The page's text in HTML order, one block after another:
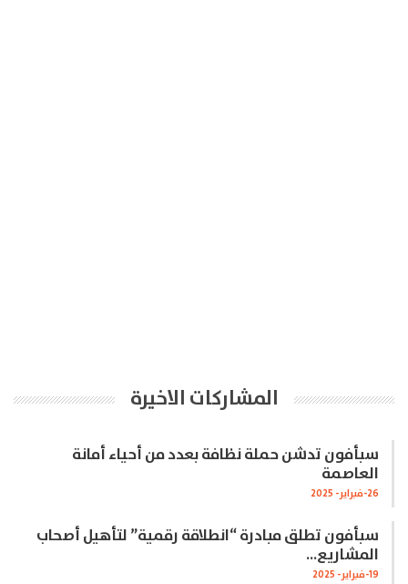
المشاركات الاخيرة
سبأفون تدشن حملة نظافة بعدد من أحياء أمانة
العاصمة
26-فبراير- 2025
سبأفون تطلق مبادرة “انطلاقة رقمية” لتأهيل أصحاب
المشاريع…
19-فبراير- 2025